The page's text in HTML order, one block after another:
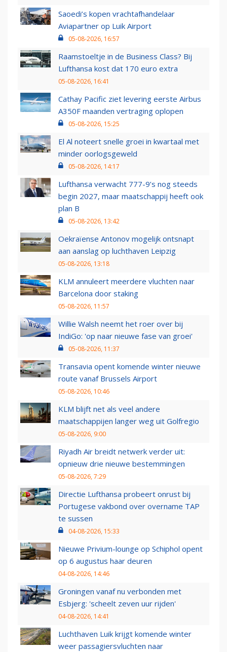
Saoedi’s kopen vrachtafhandelaar
Aviapartner op Luik Airport
05-08-2026, 16:57
Raamstoeltje in de Business Class? Bij
Lufthansa kost dat 170 euro extra
05-08-2026, 16:41
Cathay Pacific ziet levering eerste Airbus
A350F maanden vertraging oplopen
05-08-2026, 15:25
El Al noteert snelle groei in kwartaal met
minder oorlogsgeweld
05-08-2026, 14:17
Lufthansa verwacht 777-9’s nog steeds
begin 2027, maar maatschappij heeft ook
plan B
05-08-2026, 13:42
Oekraïense Antonov mogelijk ontsnapt
aan aanslag op luchthaven Leipzig
05-08-2026, 13:18
KLM annuleert meerdere vluchten naar
Barcelona door staking
05-08-2026, 11:57
Willie Walsh neemt het roer over bij
IndiGo: 'op naar nieuwe fase van groei'
05-08-2026, 11:37
Transavia opent komende winter nieuwe
route vanaf Brussels Airport
05-08-2026, 10:46
KLM blijft net als veel andere
maatschappijen langer weg uit Golfregio
05-08-2026, 9:00
Riyadh Air breidt netwerk verder uit:
opnieuw drie nieuwe bestemmingen
05-08-2026, 7:29
Directie Lufthansa probeert onrust bij
Portugese vakbond over overname TAP
te sussen
04-08-2026, 15:33
Nieuwe Privium-lounge op Schiphol opent
op 6 augustus haar deuren
04-08-2026, 14:46
Groningen vanaf nu verbonden met
Esbjerg: 'scheelt zeven uur rijden'
04-08-2026, 14:41
Luchthaven Luik krijgt komende winter
weer passagiersvluchten naar